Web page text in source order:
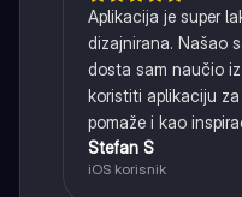
Aplikacija je super
dizajnirana. Našao
dosta sam naučio
koristiti aplikaciju
pomaže i kao
Stefan S
iOS korisnik